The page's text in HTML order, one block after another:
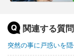
関連する質問
突然の事に戸惑いを